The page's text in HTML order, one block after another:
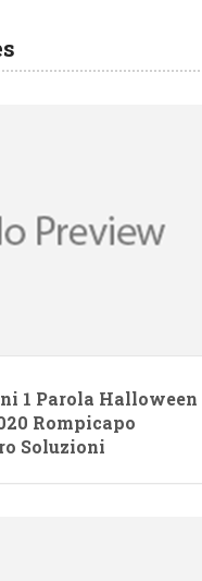
1 Parola Halloween
Rompicapo
Soluzioni